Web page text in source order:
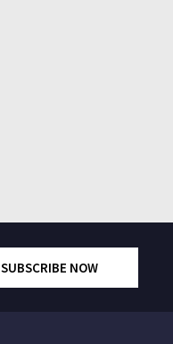
SUBSCRIBE NOW